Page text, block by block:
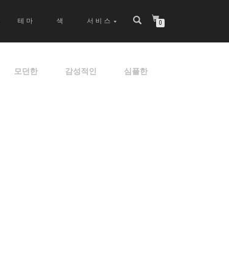
테마 색 서비스 0
모던한 감성적인 심플한